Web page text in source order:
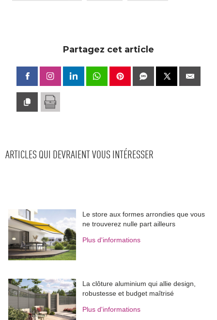
Partagez cet article
ARTICLES QUI DEVRAIENT VOUS INTÉRESSER
Le store aux formes arrondies que vous
ne trouverez nulle part ailleurs
Plus d'informations
La clôture aluminium qui allie design,
robustesse et budget maîtrisé
Plus d'informations